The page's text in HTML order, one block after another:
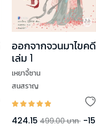
ออกจากจวนมาไขคดี
เล่ม 1
เหยาจี้ซาน
สนสราญ
424.15 499.00 บาท -15